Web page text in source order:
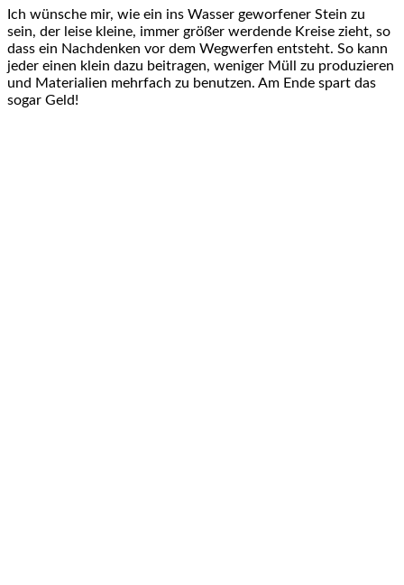
Ich wünsche mir, wie ein ins Wasser geworfener Stein zu
sein, der leise kleine, immer größer werdende Kreise zieht, so
dass ein Nachdenken vor dem Wegwerfen entsteht. So kann
jeder einen klein dazu beitragen, weniger Müll zu produzieren
und Materialien mehrfach zu benutzen. Am Ende spart das
sogar Geld!